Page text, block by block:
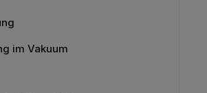
im Vakuum